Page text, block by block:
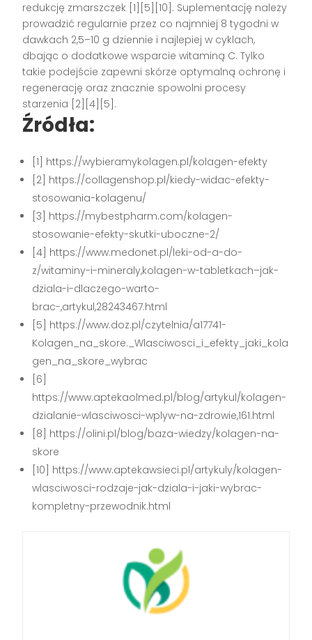
redukcję zmarszczek [1][5][10] . Suplementację należy
prowadzić regularnie przez co najmniej 8 tygodni w
dawkach 2,5–10 g dziennie i najlepiej w cyklach,
dbając o dodatkowe wsparcie witaminą C. Tylko
takie podejście zapewni skórze optymalną ochronę i
regenerację oraz znacznie spowolni procesy
starzenia [2][4][5] .
Źródła:
[1] https://wybieramykolagen.pl/kolagen-efekty
[2] https://collagenshop.pl/kiedy-widac-efekty-
stosowania-kolagenu/
[3] https://mybestpharm.com/kolagen-
stosowanie-efekty-skutki-uboczne-2/
[4] https://www.medonet.pl/leki-od-a-do-
z/witaminy-i-mineraly,kolagen-w-tabletkach–jak-
dziala-i-dlaczego-warto-
brac-,artykul,28243467.html
[5] https://www.doz.pl/czytelnia/a17741-
Kolagen_na_skore._Wlasciwosci_i_efekty_jaki_kola
gen_na_skore_wybrac
[6]
https://www.aptekaolmed.pl/blog/artykul/kolagen-
dzialanie-wlasciwosci-wplyw-na-zdrowie,161.html
[8] https://olini.pl/blog/baza-wiedzy/kolagen-na-
skore
[10] https://www.aptekawsieci.pl/artykuly/kolagen-
wlasciwosci-rodzaje-jak-dziala-i-jaki-wybrac-
kompletny-przewodnik.html